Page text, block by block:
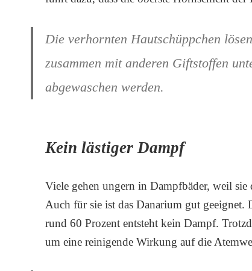
Die verhornten Hautschüppchen
zusammen mit anderen Giftstoffen
abgewaschen werden.
Kein lästiger Dampf
Viele gehen ungern in Dampfbäder, weil
Auch für sie ist das Danarium gut
rund 60 Prozent entsteht kein Dampf.
um eine reinigende Wirkung auf die